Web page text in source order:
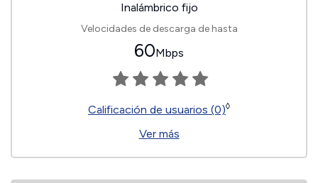
Inalámbrico fijo
Velocidades de descarga de hasta
60Mbps
Calificación de usuarios (0)◊
Ver más